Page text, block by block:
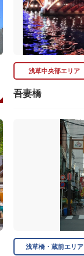
浅草中央部エリア
吾妻橋
浅草橋・蔵前エリア